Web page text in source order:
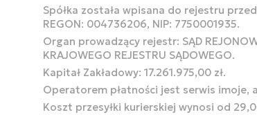
Spółka została wpisana do rejestru
REGON: 004736206, NIP: 7750001935.
Organ prowadzący rejestr: SĄD
KRAJOWEGO REJESTRU SĄDOWEGO.
Kapitał Zakładowy: 17.261.975,00 zł.
Operatorem płatności jest serwis imoje,
Koszt przesyłki kurierskiej wynosi od